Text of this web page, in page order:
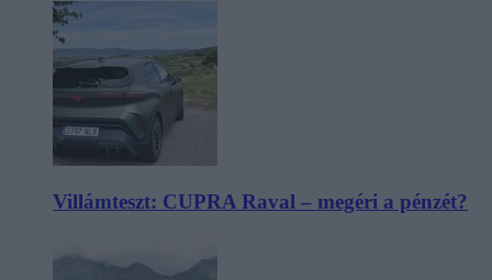
Villámteszt: CUPRA Raval – megéri a pénzét?